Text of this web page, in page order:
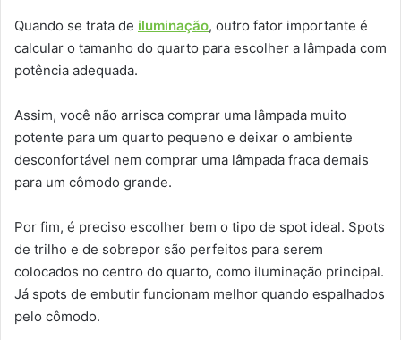
Quando se trata de iluminação, outro fator importante é
calcular o tamanho do quarto para escolher a lâmpada com
potência adequada.
Assim, você não arrisca comprar uma lâmpada muito
potente para um quarto pequeno e deixar o ambiente
desconfortável nem comprar uma lâmpada fraca demais
para um cômodo grande.
Por fim, é preciso escolher bem o tipo de spot ideal. Spots
de trilho e de sobrepor são perfeitos para serem
colocados no centro do quarto, como iluminação principal.
Já spots de embutir funcionam melhor quando espalhados
pelo cômodo.